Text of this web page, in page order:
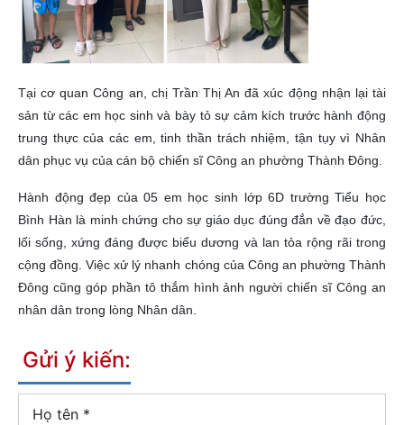
Tại cơ quan Công an, chị Trần Thị An đã xúc động nhận lại tài
sản từ các em học sinh và bày tỏ sự cảm kích trước hành động
trung thực của các em, tinh thần trách nhiệm, tận tụy vì Nhân
dân phục vụ của cán bộ chiến sĩ Công an phường Thành Đông.
Hành động đẹp của 05 em học sinh lớp 6D trường Tiểu học
Bình Hàn là minh chứng cho sự giáo dục đúng đắn về đạo đức,
lối sống, xứng đáng được biểu dương và lan tỏa rộng rãi trong
cộng đồng. Việc xử lý nhanh chóng của Công an phường Thành
Đông cũng góp phần tô thắm hình ảnh người chiến sĩ Công an
nhân dân trong lòng Nhân dân.
Gửi ý kiến:
Họ tên *